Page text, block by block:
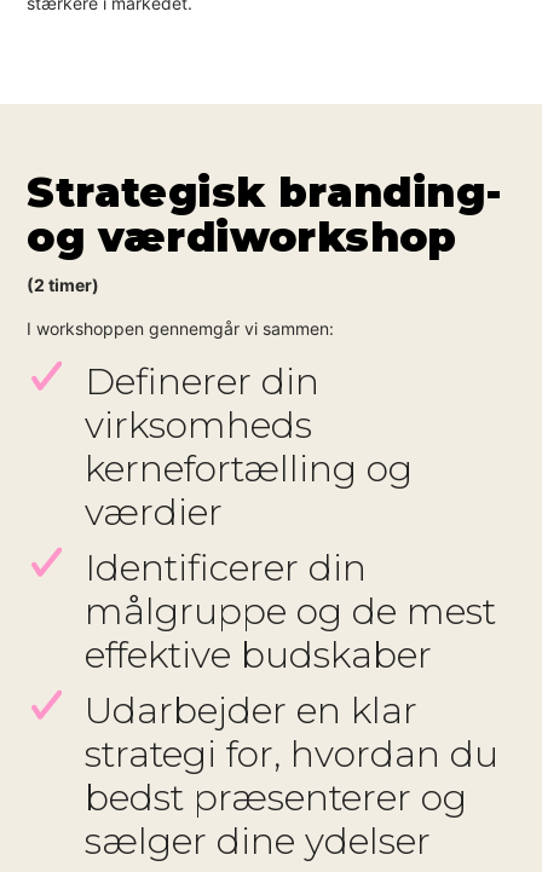
Strategisk branding-
og værdiworkshop
(2 timer)
I workshoppen gennemgår vi sammen:
Definerer din
virksomheds
kernefortælling og
værdier
Identificerer din
målgruppe og de mest
effektive budskaber
Udarbejder en klar
strategi for, hvordan du
bedst præsenterer og
sælger dine ydelser